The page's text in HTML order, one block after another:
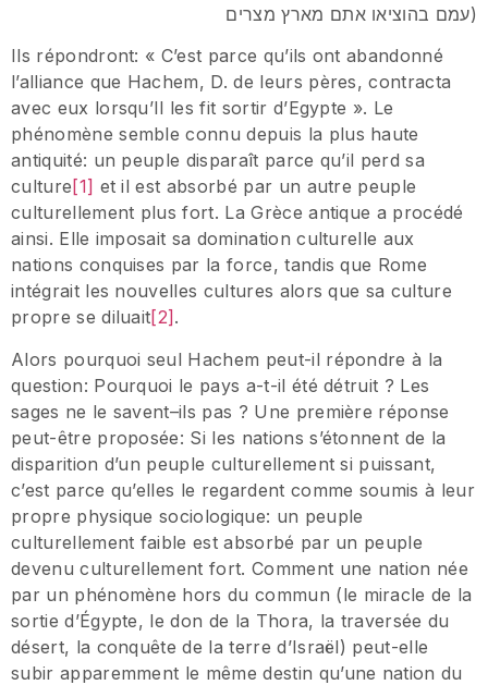
עמם בהוציאו אתם מארץ מצרים)
Ils répondront: « C’est parce qu’ils ont abandonné
l’alliance que Hachem, D. de leurs pères, contracta
avec eux lorsqu’Il les fit sortir d’Egypte ». Le
phénomène semble connu depuis la plus haute
antiquité: un peuple disparaît parce qu’il perd sa
culture [1] et il est absorbé par un autre peuple
culturellement plus fort. La Grèce antique a procédé
ainsi. Elle imposait sa domination culturelle aux
nations conquises par la force, tandis que Rome
intégrait les nouvelles cultures alors que sa culture
propre se diluait[2] .
Alors pourquoi seul Hachem peut-il répondre à la
question: Pourquoi le pays a-t-il été détruit ? Les
sages ne le savent–ils pas ? Une première réponse
peut-être proposée: Si les nations s’étonnent de la
disparition d’un peuple culturellement si puissant,
c’est parce qu’elles le regardent comme soumis à leur
propre physique sociologique: un peuple
culturellement faible est absorbé par un peuple
devenu culturellement fort. Comment une nation née
par un phénomène hors du commun (le miracle de la
sortie d’Égypte, le don de la Thora, la traversée du
désert, la conquête de la terre d’Israël) peut-elle
subir apparemment le même destin qu’une nation du